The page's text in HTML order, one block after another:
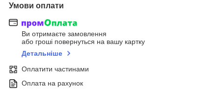
Умови оплати
Ви отримаєте замовлення
або гроші повернуться на вашу картку
Детальніше
Оплатити частинами
Оплата на рахунок